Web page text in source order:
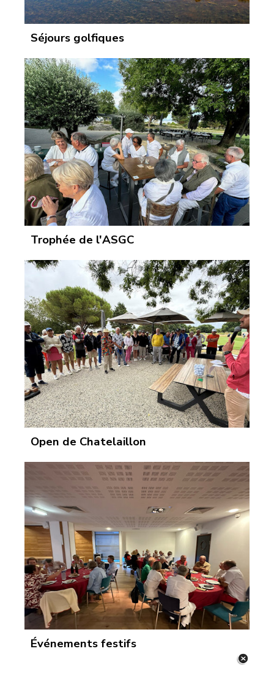
Séjours golfiques
Trophée de l'ASGC
Open de Chatelaillon
Événements festifs